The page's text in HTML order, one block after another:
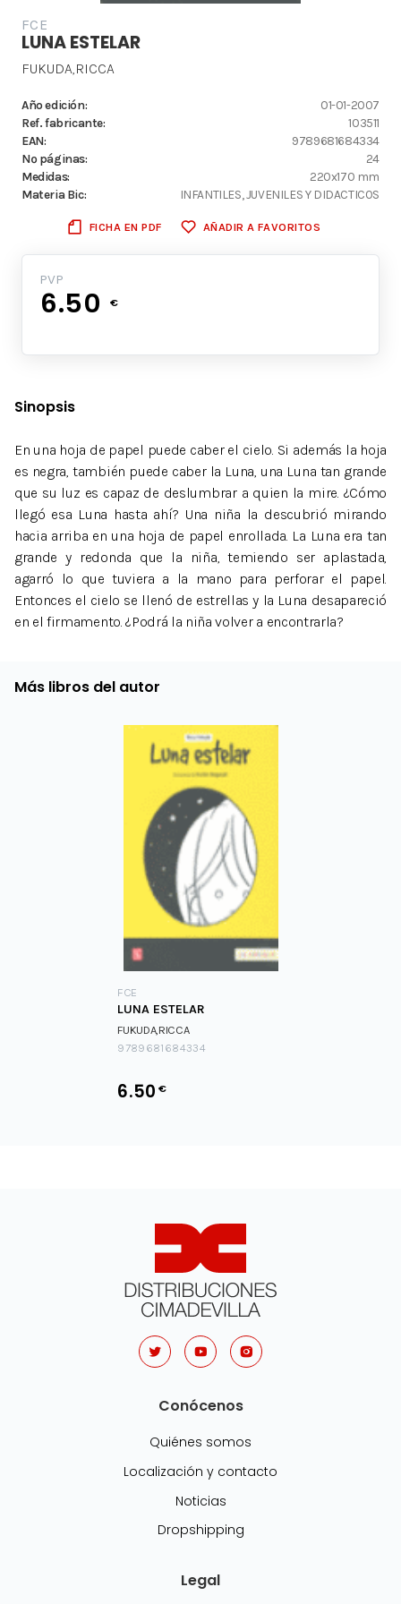
FCE
LUNA ESTELAR
FUKUDA,RICCA
Año edición:
01-01-2007
Ref. fabricante:
103511
EAN:
9789681684334
Nº páginas:
24
Medidas:
220x170 mm
Materia Bic:
INFANTILES, JUVENILES Y DIDACTICOS
FICHA EN PDF AÑADIR A FAVORITOS
PVP
6.50 €
Sinopsis
En una hoja de papel puede caber el cielo. Si además la hoja
es negra, también puede caber la Luna, una Luna tan grande
que su luz es capaz de deslumbrar a quien la mire. ¿Cómo
llegó esa Luna hasta ahí? Una niña la descubrió mirando
hacia arriba en una hoja de papel enrollada. La Luna era tan
grande y redonda que la niña, temiendo ser aplastada,
agarró lo que tuviera a la mano para perforar el papel.
Entonces el cielo se llenó de estrellas y la Luna desapareció
en el firmamento. ¿Podrá la niña volver a encontrarla?
Más libros del autor
FCE
LUNA ESTELAR
FUKUDA,RICCA
9789681684334
6.50 €
Conócenos
Quiénes somos
Localización y contacto
Noticias
Dropshipping
Legal